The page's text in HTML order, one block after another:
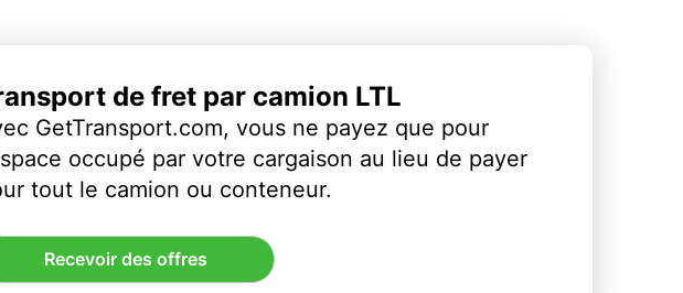
de fret par camion LTL
GetTransport.com, vous ne payez que pour
occupé par votre cargaison au lieu de payer
tout le camion ou conteneur.
Recevoir des offres